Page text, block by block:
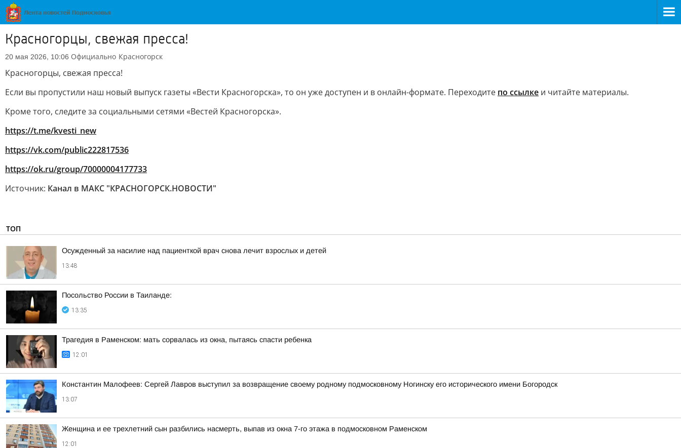
Красногорцы, свежая пресса!
20 мая 2026, 10:06 Официально Красногорск
Красногорцы, свежая пресса!
Если вы пропустили наш новый выпуск газеты «Вести Красногорска», то он уже доступен и в онлайн-формате. Переходите по ссылке и читайте материалы.
Кроме того, следите за социальными сетями «Вестей Красногорска».
https://t.me/kvesti_new
https://vk.com/public222817536
https://ok.ru/group/70000004177733
Источник: Канал в МАКС "КРАСНОГОРСК.НОВОСТИ"
ТОП
Осужденный за насилие над пациенткой врач снова лечит взрослых и детей
13:48
Посольство России в Таиланде:
13:35
Трагедия в Раменском: мать сорвалась из окна, пытаясь спасти ребенка
12:01
Константин Малофеев: Сергей Лавров выступил за возвращение своему родному подмосковному Ногинску его исторического имени Богородск
13:07
Женщина и ее трехлетний сын разбились насмерть, выпав из окна 7-го этажа в подмосковном Раменском
12:01